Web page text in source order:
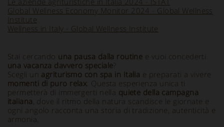
Global Wellness Economy Monitor 2024 - Global Wellness
Institute
Wellness in Italy - Global Wellness Institute
Stai cercando una pausa dalla routine e vuoi concederti
una vacanza davvero speciale?
Scegli un agriturismo con spa in Italia e preparati a vivere
momenti di puro relax. Questa esperienza unica ti
permetterà di immergerti nella quiete della campagna
italiana, dove il ritmo della natura scandisce le giornate e
ogni angolo racconta una storia di tradizione, autenticità e
armonia.